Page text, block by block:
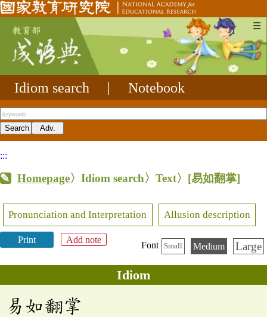
☰
Idiom search Notebook
:::
Homepage〉Idiom search〉Text〉 [易如翻掌]
Pronunciation and Interpretation Allusion description
Print Add note
Font Small Medium Large
Idiom
易如翻掌